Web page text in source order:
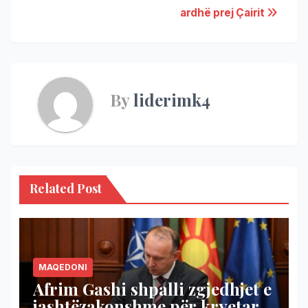
ardhë prej Çairit
Byliderimk4
Related Post
MAQEDONI
Afrim Gashi shpalli zgjedhjet e